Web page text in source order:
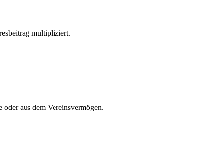
multipliziert.
aus dem Vereinsvermögen.